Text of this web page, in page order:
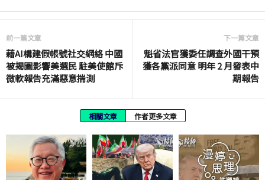
前一篇文章
藉AI構建假帳號社交網絡 中國
被揭圖影響美選民 駐美使館斥
微軟報告充滿惡意揣測
下一篇文章
魁省法官獲委任調查外國干預
獲各黨派同意 明年 2 月發表中
期報告
相關文章 作者更多文章